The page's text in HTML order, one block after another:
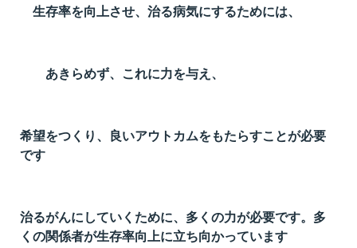
生存率を向上させ、治る病気にするためには、
あきらめず、これに力を与え、
希望をつくり、良いアウトカムをもたらすことが必要
です
治るがんにしていくために、多くの力が必要です。多
くの関係者が生存率向上に立ち向かっています